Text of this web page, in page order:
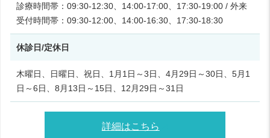
診療時間帯：09:30-12:30、14:00-17:00、17:30-19:00 / 外来
受付時間帯：09:30-12:00、14:00-16:30、17:30-18:30
休診日/定休日
木曜日、日曜日、祝日、1月1日～3日、4月29日～30日、5月1
日～6日、8月13日～15日、12月29日～31日
詳細はこちら